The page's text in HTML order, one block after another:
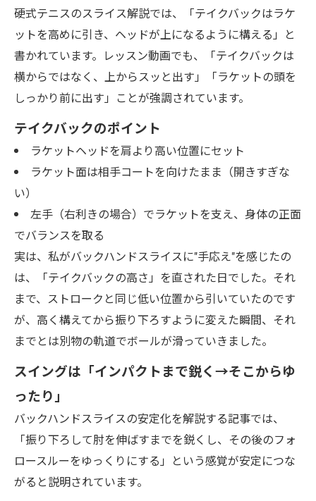
硬式テニスのスライス解説では、「テイクバックはラケ
ットを高めに引き、ヘッドが上になるように構える」と
書かれています。レッスン動画でも、「テイクバックは
横からではなく、上からスッと出す」「ラケットの頭を
しっかり前に出す」ことが強調されています。
テイクバックのポイント
ラケットヘッドを肩より高い位置にセット
ラケット面は相手コートを向けたまま（開きすぎな
い）
左手（右利きの場合）でラケットを支え、身体の正面
でバランスを取る
実は、私がバックハンドスライスに"手応え"を感じたの
は、「テイクバックの高さ」を直された日でした。それ
まで、ストロークと同じ低い位置から引いていたのです
が、高く構えてから振り下ろすように変えた瞬間、それ
までとは別物の軌道でボールが滑っていきました。
スイングは「インパクトまで鋭く→そこからゆ
ったり」
バックハンドスライスの安定化を解説する記事では、
「振り下ろして肘を伸ばすまでを鋭くし、その後のフォ
ロースルーをゆっくりにする」という感覚が安定につな
がると説明されています。